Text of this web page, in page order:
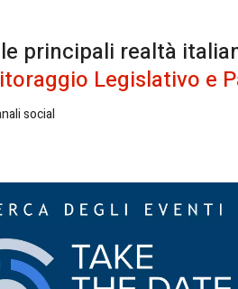
principali realtà
Legislativo e
social